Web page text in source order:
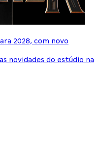
2028, com novo
novidades do estúdio na